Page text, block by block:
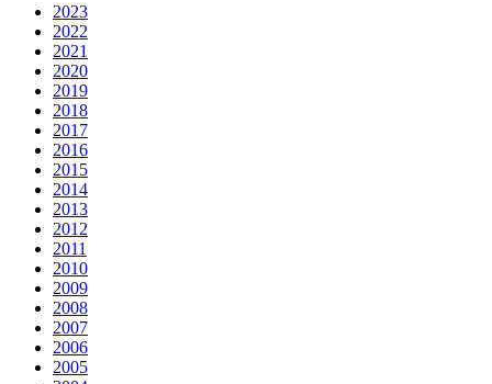
2023
2022
2021
2020
2019
2018
2017
2016
2015
2014
2013
2012
2011
2010
2009
2008
2007
2006
2005